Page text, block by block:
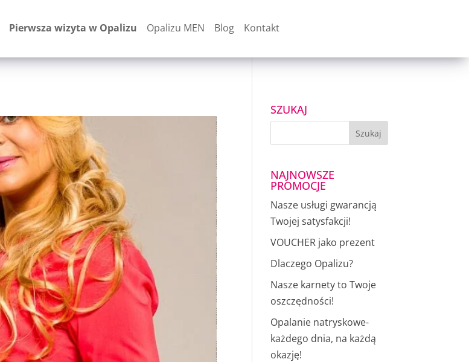
Pierwsza wizyta w Opalizu Opalizu MEN Blog Kontakt
SZUKAJ
NAJNOWSZE
PROMOCJE
Nasze usługi gwarancją
Twojej satysfakcji!
VOUCHER jako prezent
Dlaczego Opalizu?
Nasze karnety to Twoje
oszczędności!
Opalanie natryskowe-
każdego dnia, na każdą
okazję!